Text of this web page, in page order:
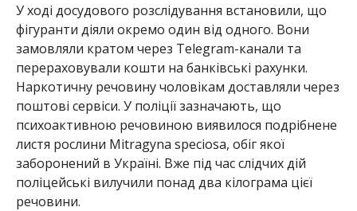
У ході досудового розслідування встановили, що
фігуранти діяли окремо один від одного. Вони
замовляли кратом через Telegram-канали та
перераховували кошти на банківські рахунки.
Наркотичну речовину чоловікам доставляли через
поштові сервіси. У поліції зазначають, що
психоактивною речовиною виявилося подрібнене
листя рослини Mitragyna speciosa, обіг якої
заборонений в Україні. Вже під час слідчих дій
поліцейські вилучили понад два кілограма цієї
речовини.